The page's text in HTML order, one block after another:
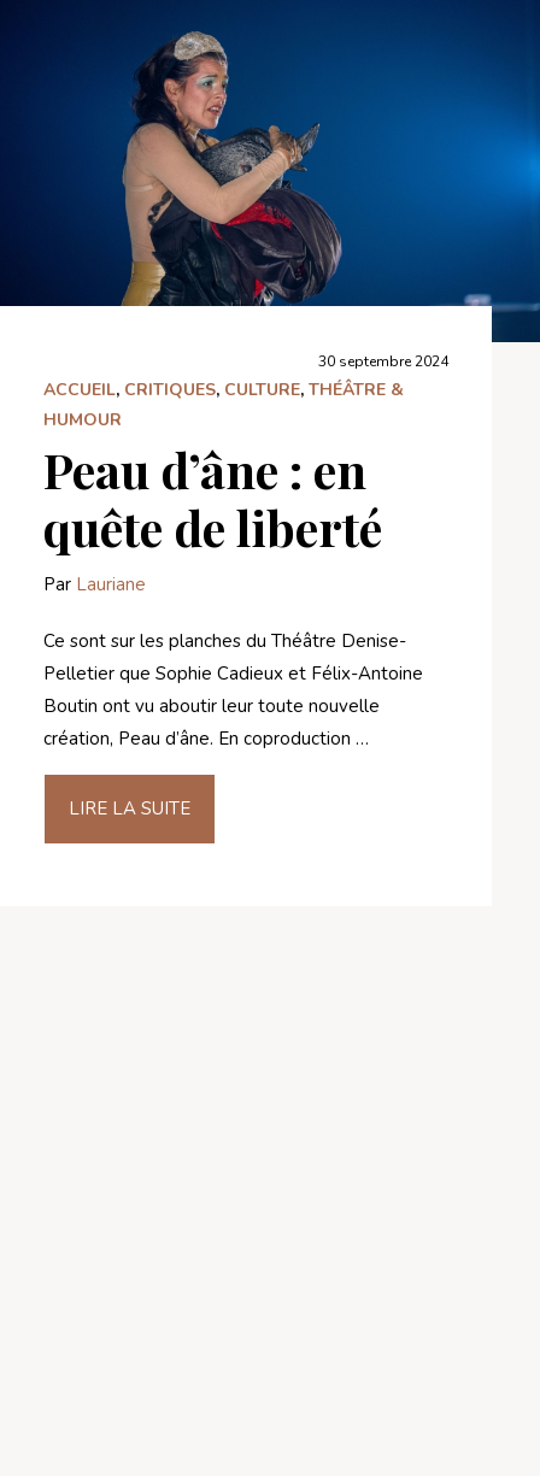
30 septembre 2024
ACCUEIL, CRITIQUES, CULTURE, THÉÂTRE &
HUMOUR
Peau d’âne : en
quête de liberté
Par Lauriane
Ce sont sur les planches du Théâtre Denise-
Pelletier que Sophie Cadieux et Félix-Antoine
Boutin ont vu aboutir leur toute nouvelle
création, Peau d’âne. En coproduction …
LIRE LA SUITE